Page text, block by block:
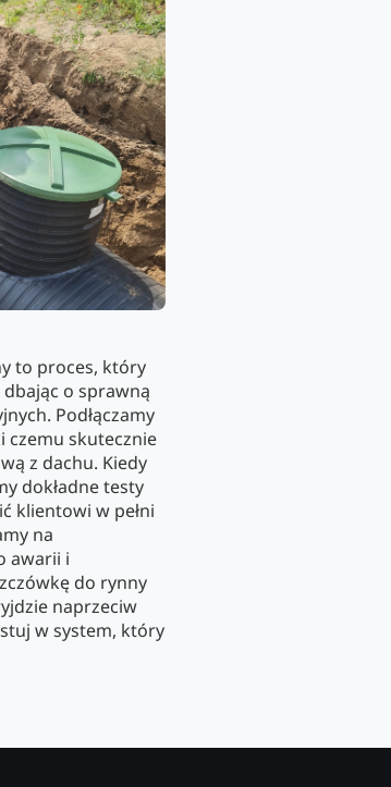
to proces, który
o sprawną
Podłączamy
czemu skutecznie
z dachu. Kiedy
dokładne testy
klientowi w pełni
na
awarii i
do rynny
naprzeciw
w system, który